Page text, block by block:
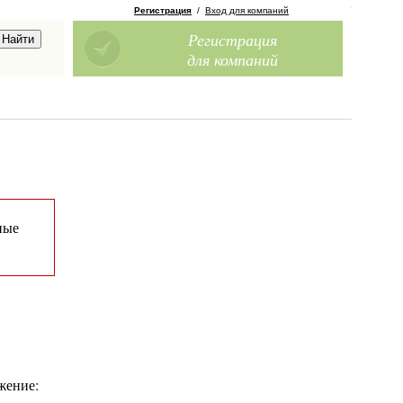
Регистрация / Вход для компаний
Регистрация
для компаний